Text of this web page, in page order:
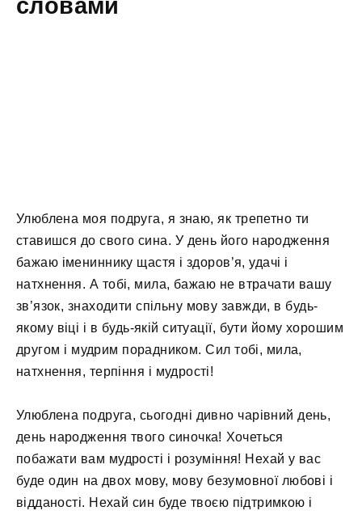
словами
Улюблена моя подруга, я знаю, як трепетно ​​ти
ставишся до свого сина. У день його народження
бажаю імениннику щастя і здоров’я, удачі і
натхнення. А тобі, мила, бажаю не втрачати вашу
зв’язок, знаходити спільну мову завжди, в будь-
якому віці і в будь-якій ситуації, бути йому хорошим
другом і мудрим порадником. Сил тобі, мила,
натхнення, терпіння і мудрості!
Улюблена подруга, сьогодні дивно чарівний день,
день народження твого синочка! Хочеться
побажати вам мудрості і розуміння! Нехай у вас
буде один на двох мову, мову безумовної любові і
відданості. Нехай син буде твоєю підтримкою і